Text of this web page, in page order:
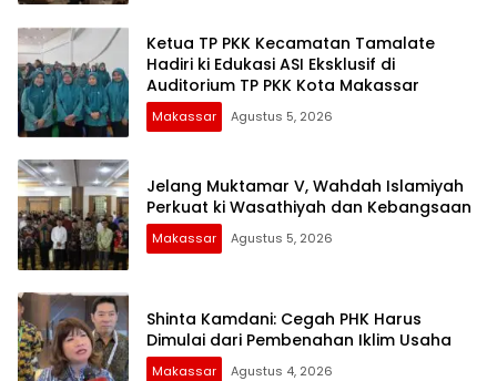
Ketua TP PKK Kecamatan Tamalate
Hadiri ki Edukasi ASI Eksklusif di
Auditorium TP PKK Kota Makassar
Makassar Agustus 5, 2026
Jelang Muktamar V, Wahdah Islamiyah
Perkuat ki Wasathiyah dan Kebangsaan
Makassar Agustus 5, 2026
Shinta Kamdani: Cegah PHK Harus
Dimulai dari Pembenahan Iklim Usaha
Makassar Agustus 4, 2026